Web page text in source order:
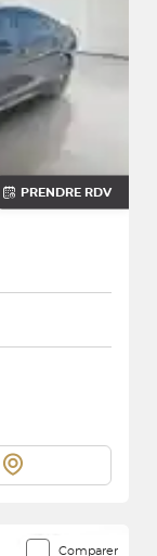
PRENDRE RDV
Comparer